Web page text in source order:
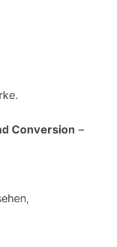
Conversion –